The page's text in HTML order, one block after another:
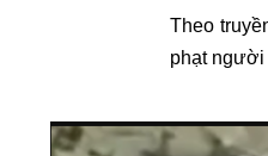
Theo
phạt người